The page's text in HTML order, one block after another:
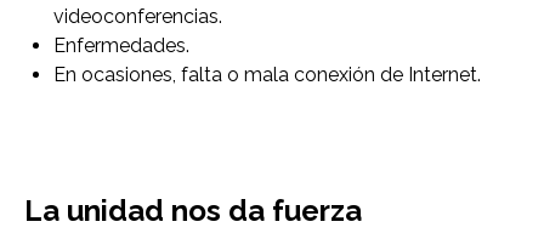
videoconferencias.
Enfermedades.
En ocasiones, falta o mala conexión de Internet.
La unidad nos da fuerza